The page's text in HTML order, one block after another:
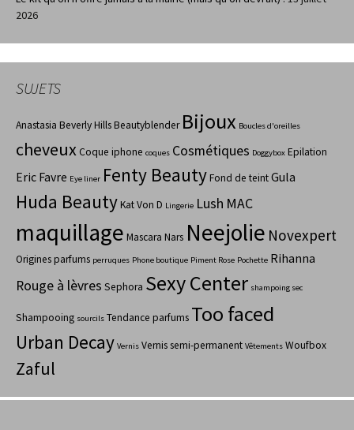
2026
SUJETS
Anastasia Beverly HillsBeautyblender Bijoux Boucles d'oreilles
cheveuxCoque iphone coques Cosmétiques Doggybox Epilation
Eric Favre Eye liner Fenty BeautyFond de teintGula
Huda BeautyKat Von D Lingerie Lush MAC
maquillage Mascara Nars Neejolie Novexpert
Origines parfums perruques Phone boutique Piment Rose Pochette Rihanna
Rouge à lèvres Sephora Sexy Center shampoing sec
Shampooing sourcils Tendance parfums Too faced
Urban Decay Vernis Vernis semi-permanent Vêtements Woufbox
Zaful